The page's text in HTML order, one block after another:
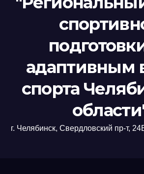
адаптивным
спорта
г. Челябинск, Свердловский пр-т,